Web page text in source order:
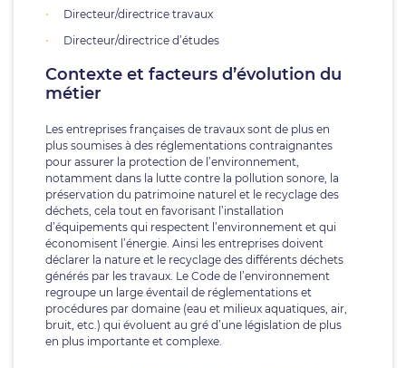
Directeur/directrice travaux
Directeur/directrice d’études
Contexte et facteurs d’évolution du
métier
Les entreprises françaises de travaux sont de plus en
plus soumises à des réglementations contraignantes
pour assurer la protection de l’environnement,
notamment dans la lutte contre la pollution sonore, la
préservation du patrimoine naturel et le recyclage des
déchets, cela tout en favorisant l’installation
d’équipements qui respectent l’environnement et qui
économisent l’énergie. Ainsi les entreprises doivent
déclarer la nature et le recyclage des différents déchets
générés par les travaux. Le Code de l’environnement
regroupe un large éventail de réglementations et
procédures par domaine (eau et milieux aquatiques, air,
bruit, etc.) qui évoluent au gré d’une législation de plus
en plus importante et complexe.